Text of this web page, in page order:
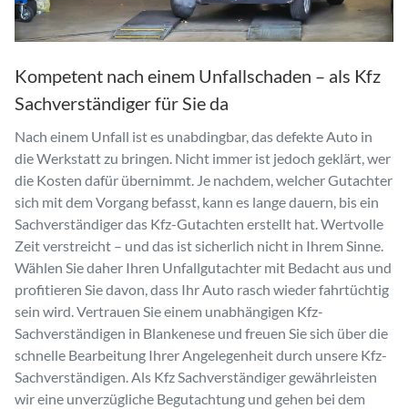
Kompetent nach einem Unfallschaden – als Kfz
Sachverständiger für Sie da
Nach einem Unfall ist es unabdingbar, das defekte Auto in
die Werkstatt zu bringen. Nicht immer ist jedoch geklärt, wer
die Kosten dafür übernimmt. Je nachdem, welcher Gutachter
sich mit dem Vorgang befasst, kann es lange dauern, bis ein
Sachverständiger das Kfz-Gutachten erstellt hat. Wertvolle
Zeit verstreicht – und das ist sicherlich nicht in Ihrem Sinne.
Wählen Sie daher Ihren Unfallgutachter mit Bedacht aus und
profitieren Sie davon, dass Ihr Auto rasch wieder fahrtüchtig
sein wird. Vertrauen Sie einem unabhängigen Kfz-
Sachverständigen in Blankenese und freuen Sie sich über die
schnelle Bearbeitung Ihrer Angelegenheit durch unsere Kfz-
Sachverständigen. Als Kfz Sachverständiger gewährleisten
wir eine unverzügliche Begutachtung und gehen bei dem